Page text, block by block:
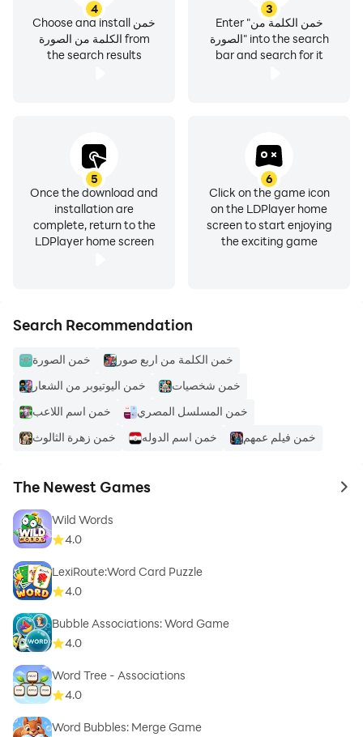
3
Enter "خمن الكلمة من
الصورة" into the search
bar and search for it
4
Choose and install خمن
الكلمة من الصورة from
the search results
5
Once the download and
installation are
complete, return to the
LDPlayer home screen
6
Click on the game icon
on the LDPlayer home
screen to start enjoying
the exciting game
Search Recommendation
خمن الصورة
خمن الكلمة من اربع صور
خمن اليوتيوبر من الشعار
خمن شخصيات
خمن اسم اللاعب
خمن المسلسل المصري
خمن زهرة الثالوث
خمن اسم الدوله خمن فيلم عمهم
The Newest Games to
Wild Words
4.0
LexiRoute:Word Card Puzzle
4.0
Bubble Associations: Word Game
4.0
Word Tree - Associations
4.0
Word Bubbles: Merge Game